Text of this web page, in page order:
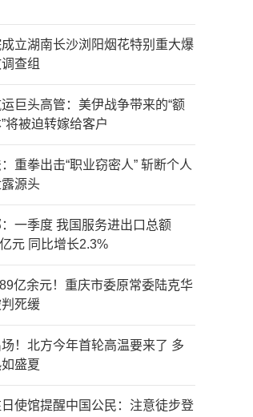
成立湖南长沙浏阳烟花特别重大爆
查组
巨头高管：美伊战争带来的“额
将被迫转嫁给客户
重拳出击“职业窃密人” 斩断个人
源头
一季度 我国服务进出口总额
元 同比增长2.3%
亿余元！重庆市委原常委陆克华
死缓
！北方今年首轮高温要来了 多
盛夏
使馆提醒中国公民：注意徒步登